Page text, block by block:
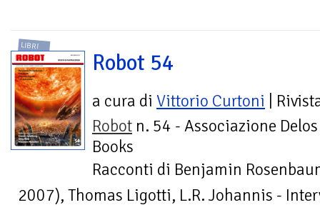
LIBRI
Robot 54
a cura di Vittorio Curtoni |
Robot n. 54 - Associazione Delos
Books
Racconti di Benjamin
2007), Thomas Ligotti, L.R. Johannis -